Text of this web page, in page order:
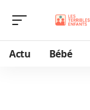
Actu Bébé